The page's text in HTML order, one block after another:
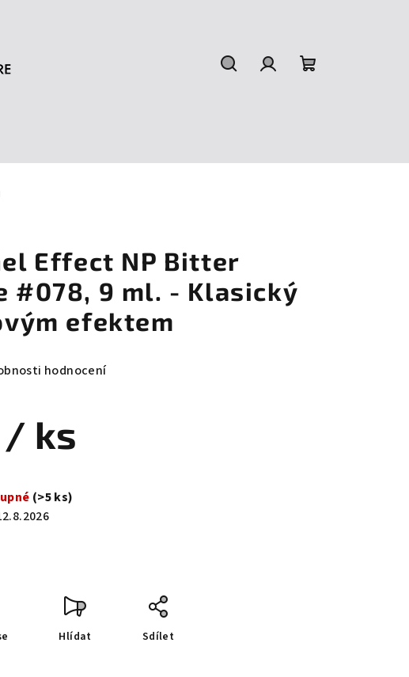
Effect NP Bitter
#078, 9 ml. - Klasický
efektem
hodnocení
/ ks
(>5 ks)
Hlídat Sdílet